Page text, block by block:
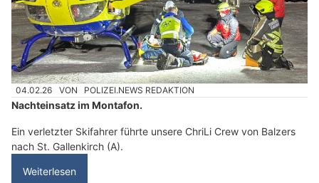
04.02.26 VON POLIZEI.NEWS REDAKTION
Nachteinsatz im Montafon.
Ein verletzter Skifahrer führte unsere ChriLi Crew von Balzers
nach St. Gallenkirch (A).
Weiterlesen